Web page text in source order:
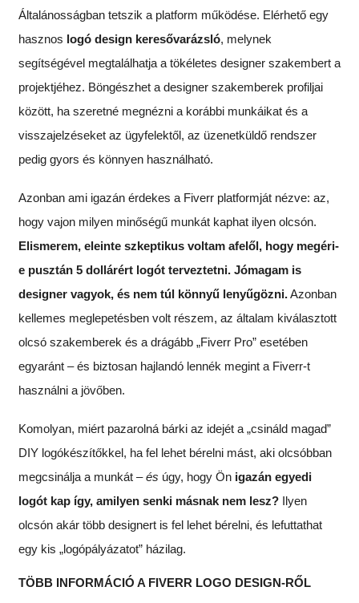
Általánosságban tetszik a platform működése. Elérhető egy
hasznos logó design keresővarázsló, melynek
segítségével megtalálhatja a tökéletes designer szakembert a
projektjéhez. Böngészhet a designer szakemberek profiljai
között, ha szeretné megnézni a korábbi munkáikat és a
visszajelzéseket az ügyfelektől, az üzenetküldő rendszer
pedig gyors és könnyen használható.
Azonban ami igazán érdekes a Fiverr platformját nézve: az,
hogy vajon milyen minőségű munkát kaphat ilyen olcsón.
Elismerem, eleinte szkeptikus voltam afelől, hogy megéri-
e pusztán 5 dollárért logót terveztetni. Jómagam is
designer vagyok, és nem túl könnyű lenyűgözni.Azonban
kellemes meglepetésben volt részem, az általam kiválasztott
olcsó szakemberek és a drágább „Fiverr Pro” esetében
egyaránt – és biztosan hajlandó lennék megint a Fiverr-t
használni a jövőben.
Komolyan, miért pazarolná bárki az idejét a „csináld magad”
DIY logókészítőkkel, ha fel lehet bérelni mást, aki olcsóbban
megcsinálja a munkát –és úgy, hogy Ön igazán egyedi
logót kap így, amilyen senki másnak nem lesz? Ilyen
olcsón akár több designert is fel lehet bérelni, és lefuttathat
egy kis „logópályázatot” házilag.
TÖBB INFORMÁCIÓ A FIVERR LOGO DESIGN-RŐL